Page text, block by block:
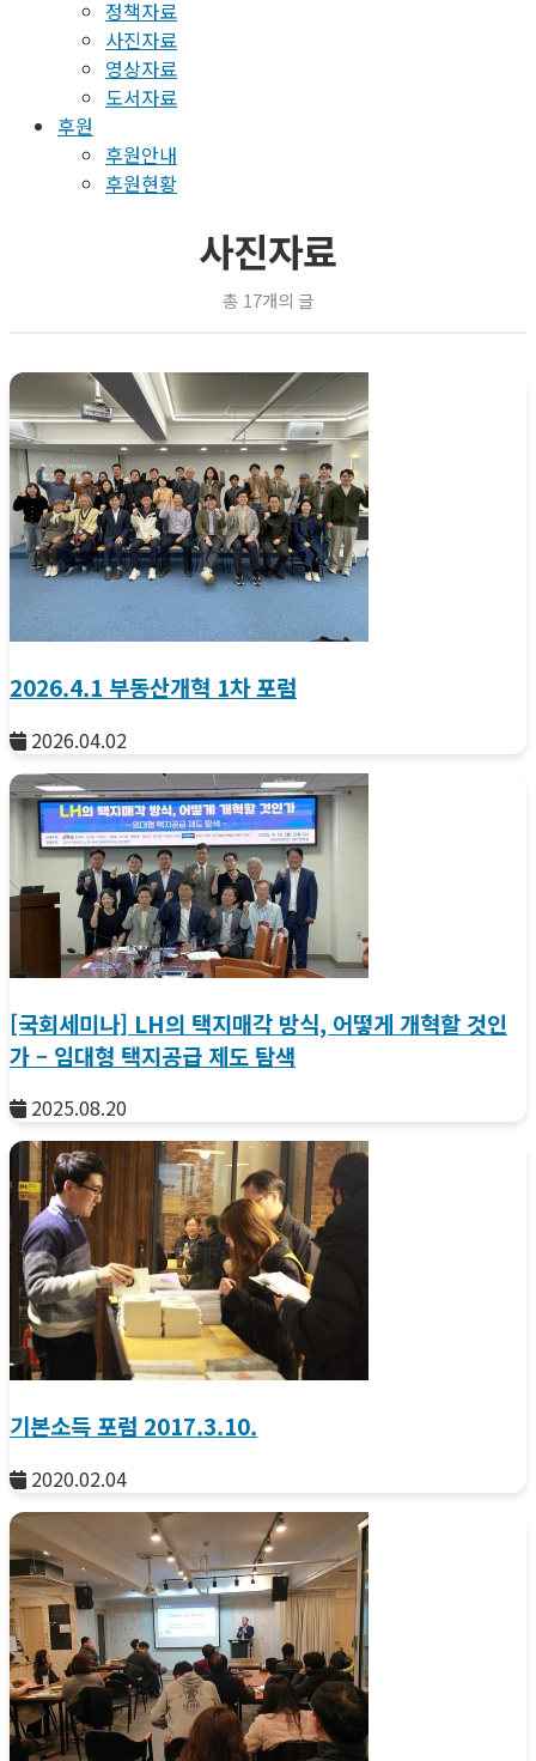
정책자료
사진자료
영상자료
도서자료
후원
후원안내
후원현황
사진자료
총 17개의 글
2026.4.1 부동산개혁 1차 포럼
2026.04.02
[국회세미나] LH의 택지매각 방식, 어떻게 개혁할 것인
가 – 임대형 택지공급 제도 탐색
2025.08.20
기본소득 포럼 2017.3.10.
2020.02.04